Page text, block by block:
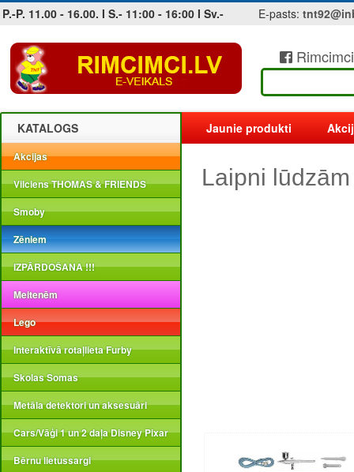
P.-P. 11.00 - 16.00. I S.- 11:00 - 16:00 I Sv.- E-pasts:
Jobs at sea and maritime vacancies
KATALOGS
Akcijas
Vilciens THOMAS & FRIENDS
Smoby
Zēniem
IZPĀRDOŠANA !!!
Meitenēm
Lego
Interaktīvā rotaļlieta Furby
Skolas Somas
Metāla detektori un aksesuāri
Cars/Vāģi 1 un 2 daļa Disney Pixar
Bērnu lietussargi
Jaunie produkti
Laipni